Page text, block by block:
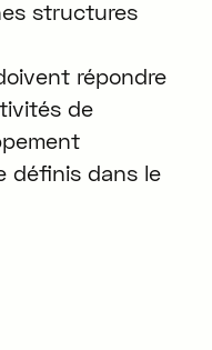
structures
répondre
de
définis dans le